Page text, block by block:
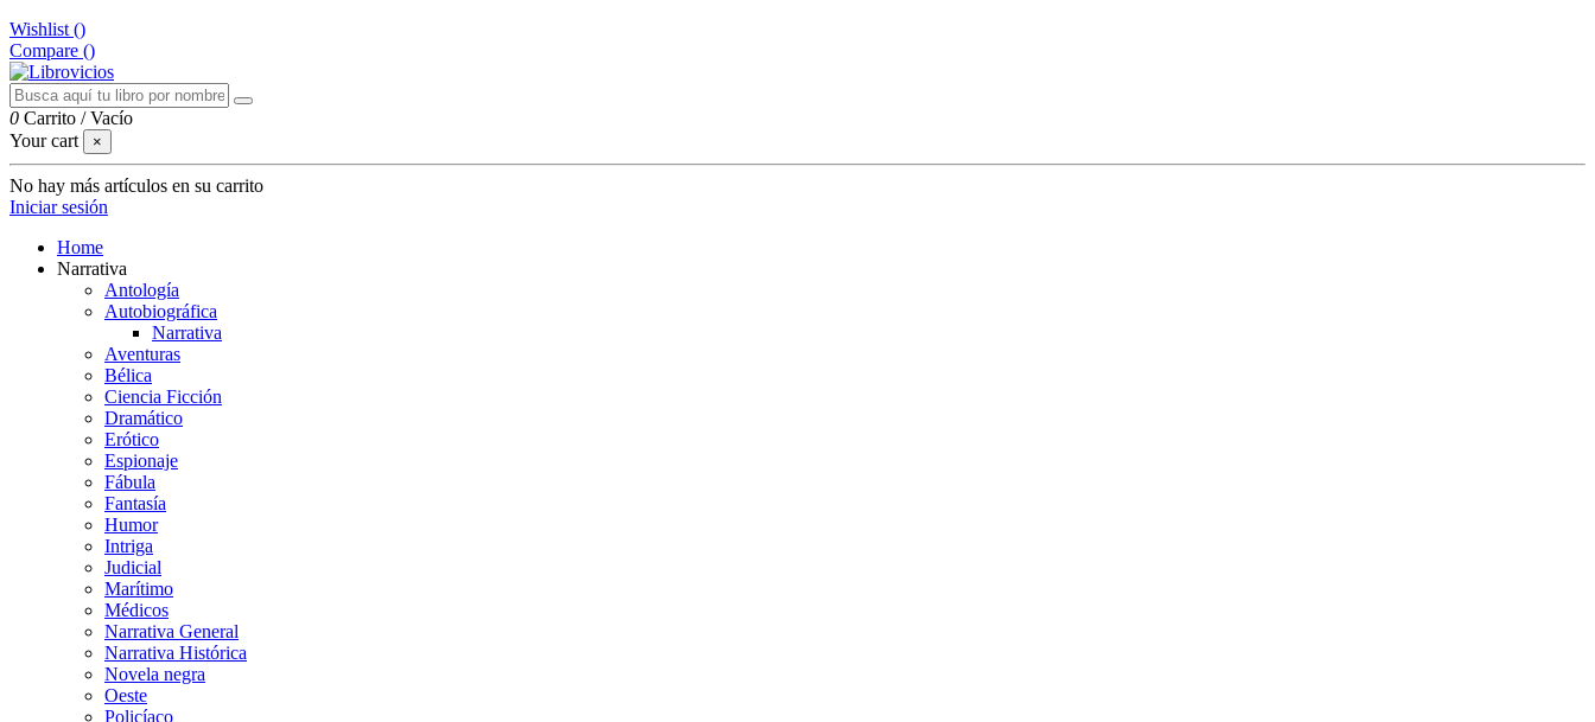
Wishlist ()
Compare ()
0 Carrito /Vacío
Your cart
×
No hay más artículos en su carrito
Iniciar sesión
Home
Narrativa
Antología
Autobiográfica
Narrativa
Aventuras
Bélica
Ciencia Ficción
Dramático
Erótico
Espionaje
Fábula
Fantasía
Humor
Intriga
Judicial
Marítimo
Médicos
Narrativa General
Narrativa Histórica
Novela negra
Oeste
Policíaco